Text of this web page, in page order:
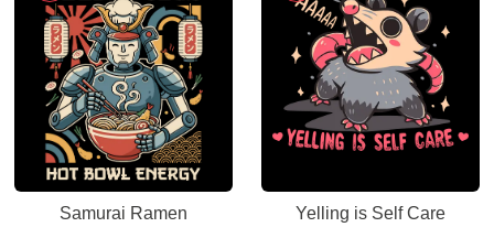
Samurai Ramen
Yelling is Self Care